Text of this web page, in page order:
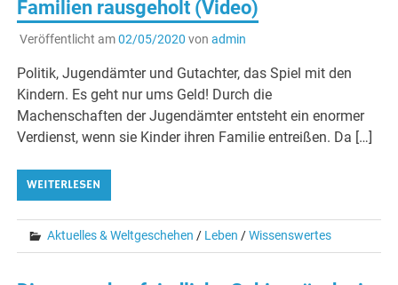
Familien rausgeholt (Video)
Veröffentlicht am02/05/2020 von admin
Politik, Jugendämter und Gutachter, das Spiel mit den
Kindern. Es geht nur ums Geld! Durch die
Machenschaften der Jugendämter entsteht ein enormer
Verdienst, wenn sie Kinder ihren Familie entreißen. Da […]
WEITERLESEN
Aktuelles & Weltgeschehen / Leben /Wissenswertes